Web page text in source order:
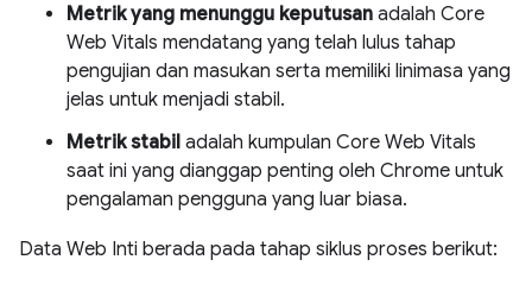
Metrik yang menunggu keputusan adalah Core
Web Vitals mendatang yang telah lulus tahap
pengujian dan masukan serta memiliki linimasa yang
jelas untuk menjadi stabil.
Metrik stabil adalah kumpulan Core Web Vitals
saat ini yang dianggap penting oleh Chrome untuk
pengalaman pengguna yang luar biasa.
Data Web Inti berada pada tahap siklus proses berikut: